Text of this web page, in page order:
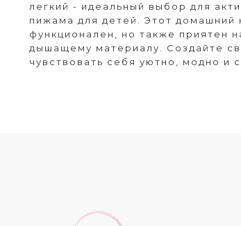
легкий - идеальный выбор для
пижама для детей. Этот домашний
функционален, но также приятен
дышащему материалу. Создайте
чувствовать себя уютно, модно и